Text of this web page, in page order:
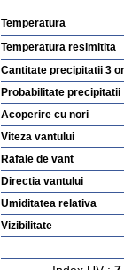
Temperatura
Temperatura resimitita
Cantitate precipitatii 3
Probabilitate precipitatii
Acoperire cu nori
Viteza vantului
Rafale de vant
Directia vantului
Umiditatea relativa
Vizibilitate